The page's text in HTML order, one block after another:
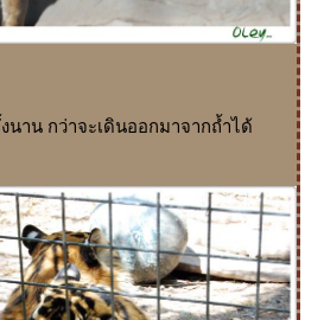
นาน กว่าจะเดินออกมาจากถ้ำได้